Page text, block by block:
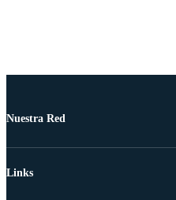
Nuestra Red
Links